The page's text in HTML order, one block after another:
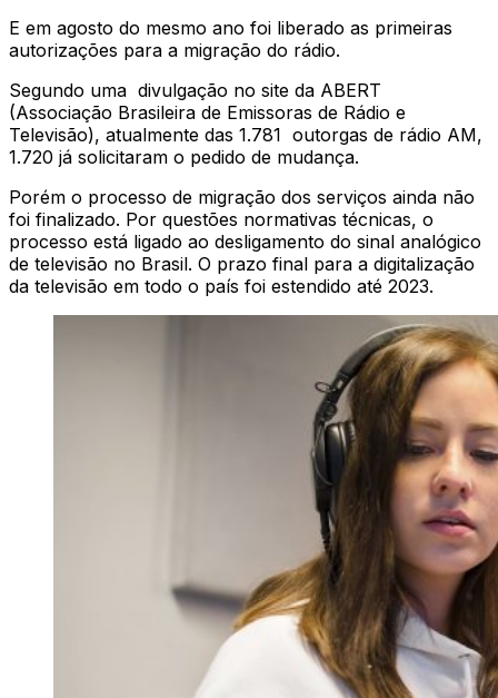
E em agosto do mesmo ano foi liberado as primeiras
autorizações para a migração do rádio.
Segundo uma divulgação no site da ABERT
(Associação Brasileira de Emissoras de Rádio e
Televisão), atualmente das 1.781 outorgas de rádio AM,
1.720 já solicitaram o pedido de mudança.
Porém o processo de migração dos serviços ainda não
foi finalizado. Por questões normativas técnicas, o
processo está ligado ao desligamento do sinal analógico
de televisão no Brasil. O prazo final para a digitalização
da televisão em todo o país foi estendido até 2023.